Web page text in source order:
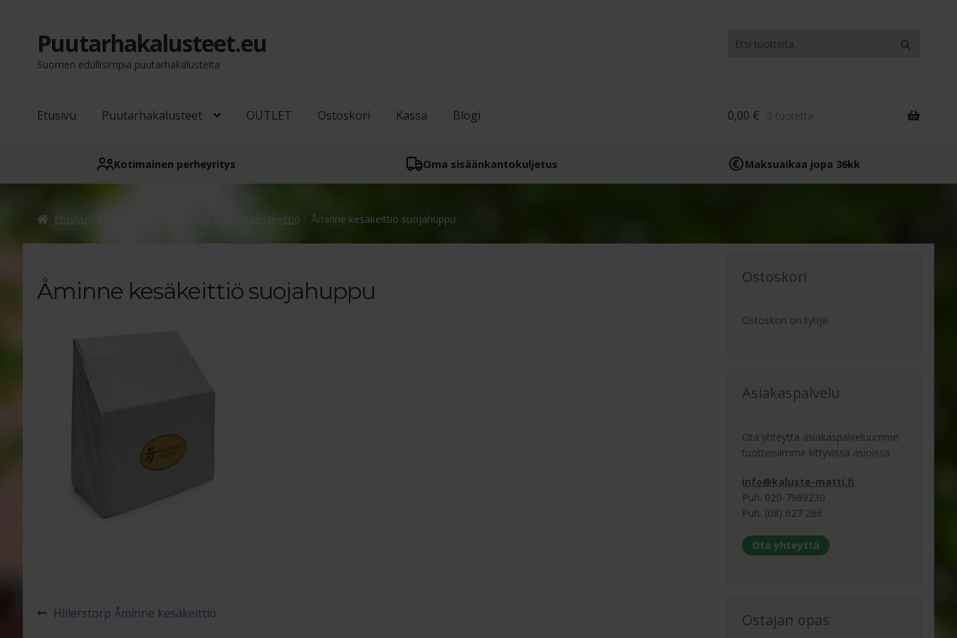
Siirry
navigointiin
Siirry
sisältöön
Puutarhakalusteet.eu
Suomen edullisimpia puutarhakalusteita
Haku
Etusivu Puutarhakalusteet OUTLET Ostoskori Kassa Blogi 0,00 € 0 tuotetta
Kotimainen perheyritys Oma sisään­kantokuljetus Maksuaikaa jopa 36kk
Etusivu Hillerstorp Åminne kesäkeittiö Åminne kesäkeittiö suojahuppu
Åminne kesäkeittiö suojahuppu
Artikkelien
Edellinen
Hillerstorp Åminne kesäkeittiö
Ostoskori
Ostoskori on tyhjä.
Asiakaspalvelu
Ota yhteyttä asiakaspalveluumme
tuotteisiimme liittyvissä asioissa.
info@kaluste-matti.fi
Puh. 020-7969230
Puh. (08) 627 266
Ota yhteyttä
Ostajan opas